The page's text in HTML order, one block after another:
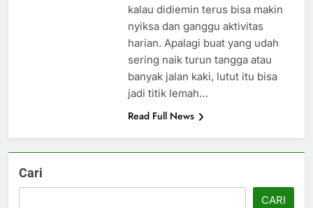
kalau didiemin terus bisa makin
nyiksa dan ganggu aktivitas
harian. Apalagi buat yang udah
sering naik turun tangga atau
banyak jalan kaki, lutut itu bisa
jadi titik lemah…
Read Full News
Cari
CARI